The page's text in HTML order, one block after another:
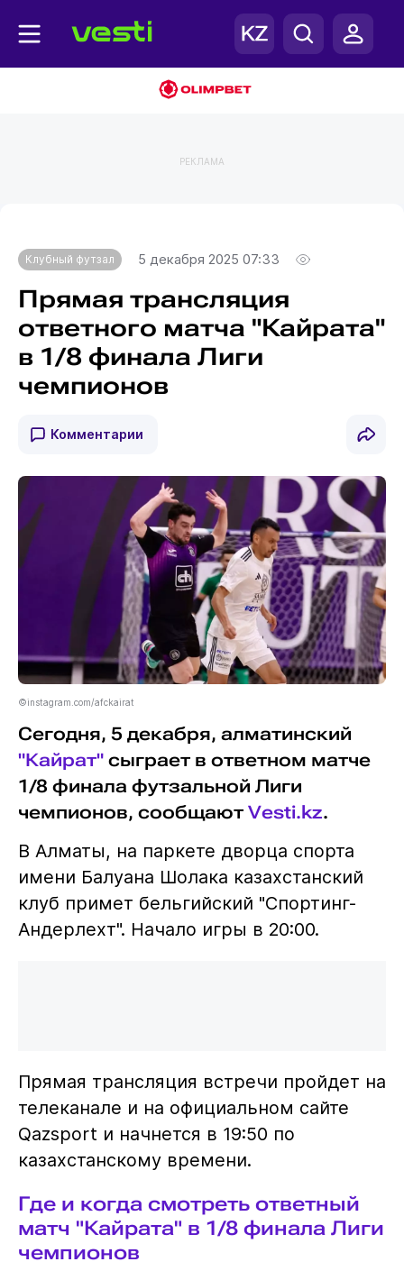
РЕКЛАМА
Клубный футзал 5 декабря 2025 07:33
Прямая трансляция
ответного матча "Кайрата"
в 1/8 финала Лиги
чемпионов
Комментарии
©instagram.com/afckairat
Сегодня, 5 декабря, алматинский
"Кайрат"сыграет в ответном матче
1/8 финала футзальной Лиги
чемпионов, сообщают Vesti.kz.
В Алматы, на паркете дворца спорта
имени Балуана Шолака казахстанский
клуб примет бельгийский "Спортинг-
Андерлехт". Начало игры в 20:00.
Прямая трансляция встречи пройдет на
телеканале и на официальном сайте
Qazsport и начнется в 19:50 по
казахстанскому времени.
Где и когда смотреть ответный
матч "Кайрата" в 1/8 финала Лиги
чемпионов